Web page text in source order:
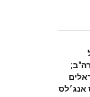
אנג׳לס